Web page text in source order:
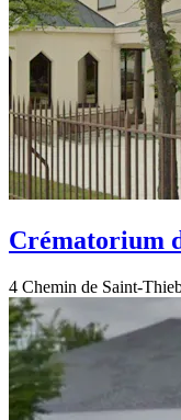
Crématorium
4 Chemin de Saint-